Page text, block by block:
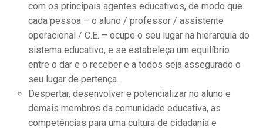
com os principais agentes educativos, de modo que
cada pessoa – o aluno / professor / assistente
operacional / C.E. – ocupe o seu lugar na hierarquia do
sistema educativo, e se estabeleça um equilíbrio
entre o dar e o receber e a todos seja assegurado o
seu lugar de pertença.
Despertar, desenvolver e potencializar no aluno e
demais membros da comunidade educativa, as
competências para uma cultura de cidadania e